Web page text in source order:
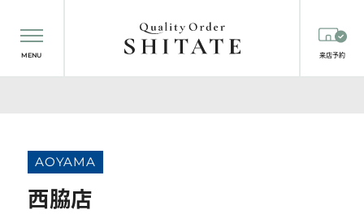
MENU 来店予約
AOYAMA
西脇店